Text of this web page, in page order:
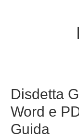
Disdetta
Word e
Guida